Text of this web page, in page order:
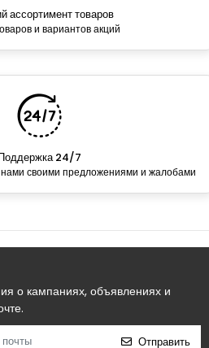
ассортимент товаров
и вариантов акций
24/7
своими предложениями и жалобами
о кампаниях, объявлениях и
Отправить